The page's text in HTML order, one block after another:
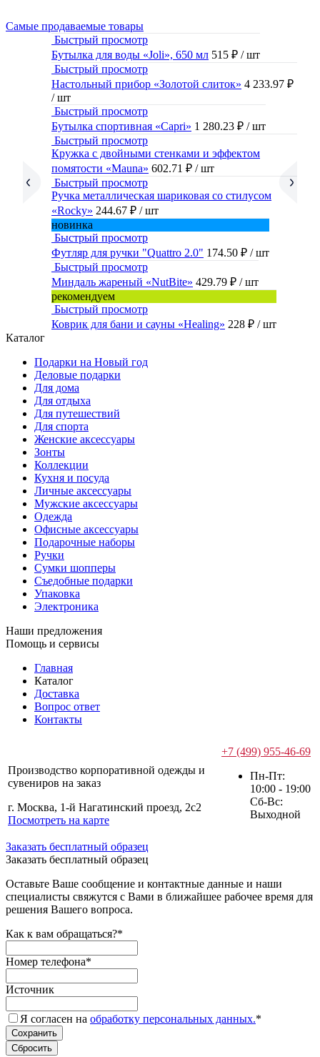
Самые продаваемые товары
Быстрый просмотр
Бутылка для воды «Joli», 650 мл 515 ₽ / шт
Быстрый просмотр
Настольный прибор «Золотой слиток» 4 233.97 ₽
/ шт
Быстрый просмотр
Бутылка спортивная «Capri» 1 280.23 ₽ / шт
Быстрый просмотр
Кружка с двойными стенками и эффектом
помятости «Mauna» 602.71 ₽ / шт
Быстрый просмотр
Ручка металлическая шариковая со стилусом
«Rocky» 244.67 ₽ / шт
новинка
Быстрый просмотр
Футляр для ручки "Quattro 2.0" 174.50 ₽ / шт
Быстрый просмотр
Миндаль жареный «NutBite» 429.79 ₽ / шт
рекомендуем
Быстрый просмотр
Коврик для бани и сауны «Healing» 228 ₽ / шт
Каталог
Подарки на Новый год
Деловые подарки
Для дома
Для отдыха
Для путешествий
Для спорта
Женские аксессуары
Зонты
Коллекции
Кухня и посуда
Личные аксессуары
Мужские аксессуары
Одежда
Офисные аксессуары
Подарочные наборы
Ручки
Сумки шопперы
Съедобные подарки
Упаковка
Электроника
Наши предложения
Помощь и сервисы
Главная
Каталог
Доставка
Вопрос ответ
Контакты
Производство корпоративной одежды и
сувениров на заказ
г. Москва, 1-й Нагатинский проезд, 2с2
Посмотреть на карте
+7 (499) 955-46-69
Пн-Пт:
10:00 - 19:00
Сб-Вс:
Выходной
Заказать бесплатный образец
Заказать бесплатный образец
Оставьте Ваше сообщение и контактные данные и наши
специалисты свяжутся с Вами в ближайшее рабочее время для
решения Вашего вопроса.
Как к вам обращаться?*
Номер телефона*
Источник
Я согласен на обработку персональных данных.*